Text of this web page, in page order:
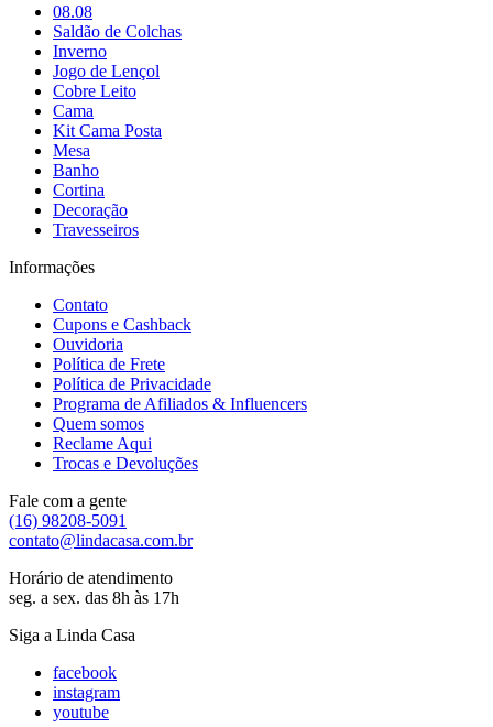
08.08
Saldão de Colchas
Inverno
Jogo de Lençol
Cobre Leito
Cama
Kit Cama Posta
Mesa
Banho
Cortina
Decoração
Travesseiros
Informações
Contato
Cupons e Cashback
Ouvidoria
Política de Frete
Política de Privacidade
Programa de Afiliados & Influencers
Quem somos
Reclame Aqui
Trocas e Devoluções
Fale com a gente
(16) 98208-5091
contato@lindacasa.com.br
Horário de atendimento
seg. a sex. das 8h às 17h
Siga a Linda Casa
facebook
instagram
youtube